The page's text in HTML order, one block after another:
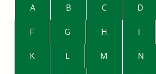
A B C D
F G H I
K L M N